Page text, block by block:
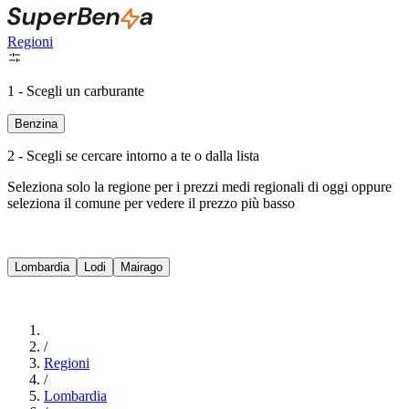
Regioni
1 - Scegli un carburante
Benzina
2 - Scegli se cercare intorno a te o dalla lista
Seleziona solo la regione per i prezzi medi regionali di oggi oppure
seleziona il comune per vedere il prezzo più basso
Lombardia Lodi Mairago
/
Regioni
/
Lombardia